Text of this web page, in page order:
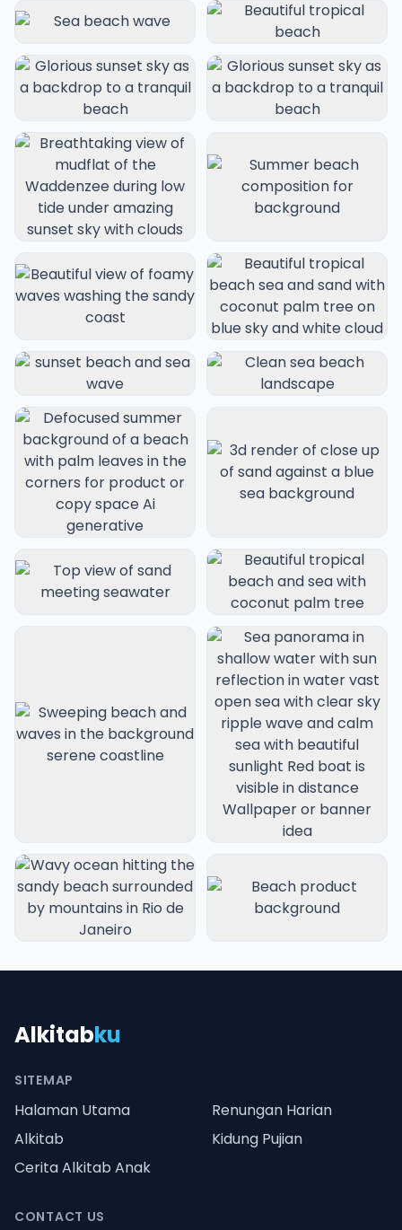
Alkitabku
SITEMAP
Halaman Utama
Renungan Harian
Alkitab
Kidung Pujian
Cerita Alkitab Anak
CONTACT US